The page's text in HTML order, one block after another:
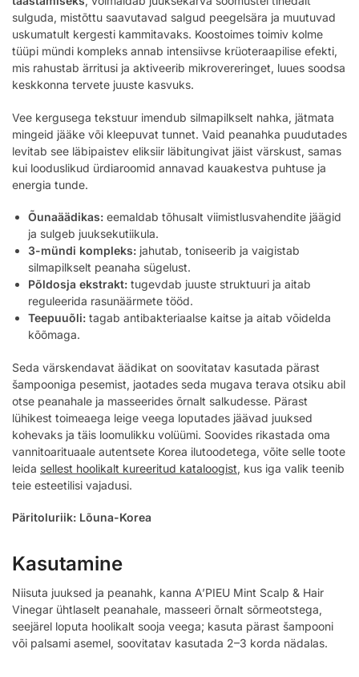
sulguda, mistõttu saavutavad salgud peegelsära ja muutuvad
uskumatult kergesti kammitavaks. Koostoimes toimiv kolme
tüüpi mündi kompleks annab intensiivse krüoteraapilise efekti,
mis rahustab ärritusi ja aktiveerib mikrovereringet, luues soodsa
keskkonna tervete juuste kasvuks.
Vee kergusega tekstuur imendub silmapilkselt nahka, jätmata
mingeid jääke või kleepuvat tunnet. Vaid peanahka puudutades
levitab see läbipaistev eliksiir läbitungivat jäist värskust, samas
kui looduslikud ürdiaroomid annavad kauakestva puhtuse ja
energia tunde.
Õunaäädikas: eemaldab tõhusalt viimistlusvahendite jäägid
ja sulgeb juuksekutiikula.
3-mündi kompleks: jahutab, toniseerib ja vaigistab
silmapilkselt peanaha sügelust.
Põldosja ekstrakt: tugevdab juuste struktuuri ja aitab
reguleerida rasunäärmete tööd.
Teepuuõli: tagab antibakteriaalse kaitse ja aitab võidelda
kõõmaga.
Seda värskendavat äädikat on soovitatav kasutada pärast
šampooniga pesemist, jaotades seda mugava terava otsiku abil
otse peanahale ja masseerides õrnalt salkudesse. Pärast
lühikest toimeaega leige veega loputades jäävad juuksed
kohevaks ja täis loomulikku volüümi. Soovides rikastada oma
vannitoarituaale autentsete Korea ilutoodetega, võite selle toote
leida sellest hoolikalt kureeritud kataloogist, kus iga valik teenib
teie esteetilisi vajadusi.
Päritoluriik: Lõuna-Korea
Kasutamine
Niisuta juuksed ja peanahk, kanna A’PIEU Mint Scalp & Hair
Vinegar ühtlaselt peanahale, masseeri õrnalt sõrmeotstega,
seejärel loputa hoolikalt sooja veega; kasuta pärast šampooni
või palsami asemel, soovitatav kasutada 2–3 korda nädalas.